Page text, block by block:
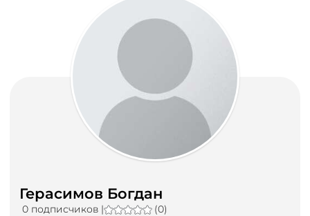
Герасимов Богдан
0 подписчиков |
(0)